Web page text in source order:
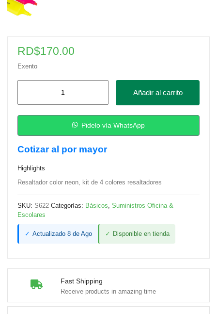
Fast Shipping
Receive products in amazing time
RD$170.00
Exento
cantidad
Añadir al carrito
Pidelo vía WhatsApp
Cotizar al por mayor
Highlights
Resaltador color neon, kit de 4 colores resaltadores
SKU: S622 Categorías: Básicos Suministros Oficina &
Escolares
✓ Actualizado 8 de Ago ✓ Disponible en tienda